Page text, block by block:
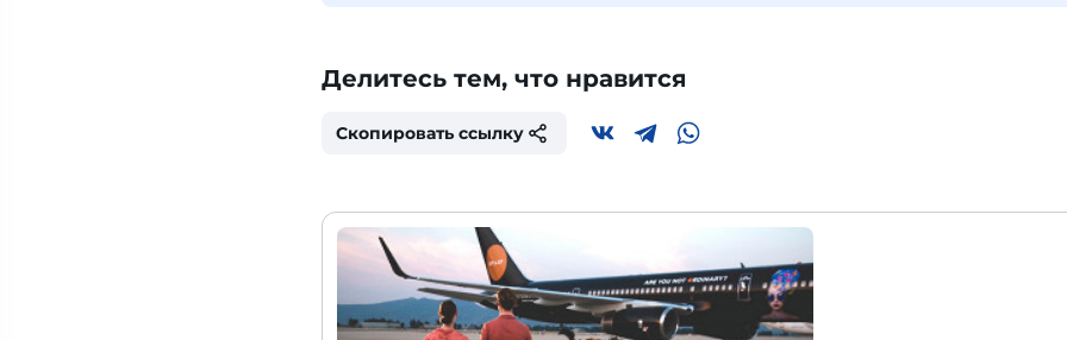
Делитесь тем, что нравится
Скопировать ссылку